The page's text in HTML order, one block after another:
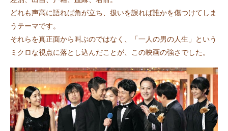
どれも声高に語れば角が立ち、扱いを誤れば誰かを傷つけてしま
うテーマです。
それらを真正面から叫ぶのではなく、「一人の男の人生」という
ミクロな視点に落とし込んだことが、この映画の強さでした。